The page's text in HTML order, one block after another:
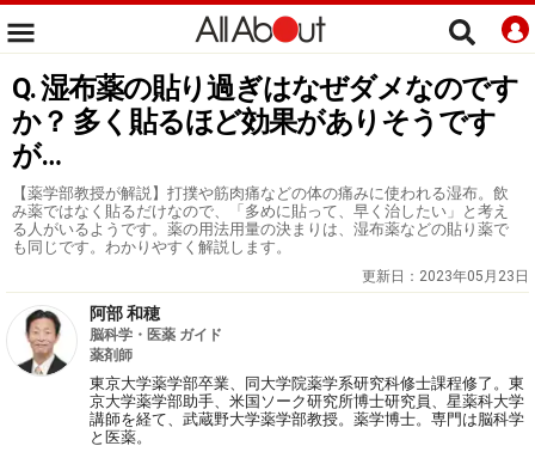
Q. 湿布薬の貼り過ぎはなぜダメなのです
か？ 多く貼るほど効果がありそうです
が…
【薬学部教授が解説】打撲や筋肉痛などの体の痛みに使われる湿布。飲
み薬ではなく貼るだけなので、「多めに貼って、早く治したい」と考え
る人がいるようです。薬の用法用量の決まりは、湿布薬などの貼り薬で
も同じです。わかりやすく解説します。
更新日： 2023年05月23日
阿部 和穂
脳科学・医薬 ガイド
薬剤師
東京大学薬学部卒業、同大学院薬学系研究科修士課程修了。東
京大学薬学部助手、米国ソーク研究所博士研究員、星薬科大学
講師を経て、武蔵野大学薬学部教授。薬学博士。専門は脳科学
と医薬。